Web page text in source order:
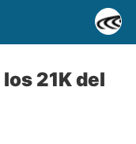
21K del